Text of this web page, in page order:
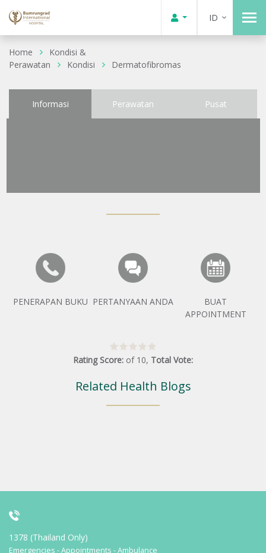
ID
Home
Kondisi &
Perawatan
Kondisi Dermatofibromas
Informasi Perawatan Pusat
PENERAPAN BUKU PERTANYAAN ANDA
BUAT
APPOINTMENT
Rating Score: of 10, Total Vote:
Related Health Blogs
1378 (Thailand Only)
Emergencies - Appointments - Ambulance